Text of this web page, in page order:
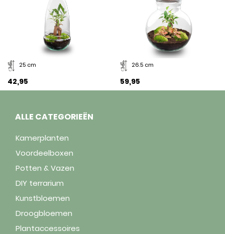
25 cm
42,95
26.5 cm
59,95
ALLE CATEGORIEËN
Kamerplanten
Voordeelboxen
Potten & Vazen
DIY terrarium
Kunstbloemen
Droogbloemen
Plantaccessoires